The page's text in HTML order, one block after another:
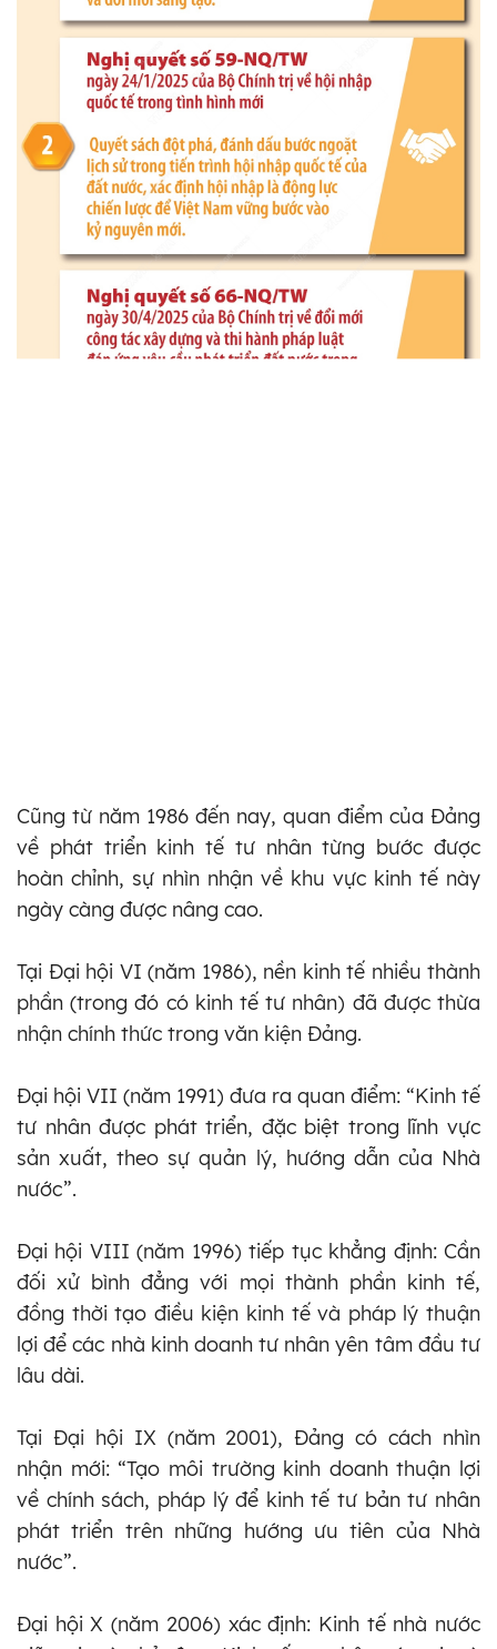
Cũng từ năm 1986 đến nay, quan điểm của Đảng
về phát triển kinh tế tư nhân từng bước được
hoàn chỉnh, sự nhìn nhận về khu vực kinh tế này
ngày càng được nâng cao.
Tại Đại hội VI (năm 1986), nền kinh tế nhiều thành
phần (trong đó có kinh tế tư nhân) đã được thừa
nhận chính thức trong văn kiện Đảng.
Đại hội VII (năm 1991) đưa ra quan điểm: “Kinh tế
tư nhân được phát triển, đặc biệt trong lĩnh vực
sản xuất, theo sự quản lý, hướng dẫn của Nhà
nước”.
Đại hội VIII (năm 1996) tiếp tục khẳng định: Cần
đối xử bình đẳng với mọi thành phần kinh tế,
đồng thời tạo điều kiện kinh tế và pháp lý thuận
lợi để các nhà kinh doanh tư nhân yên tâm đầu tư
lâu dài.
Tại Đại hội IX (năm 2001), Đảng có cách nhìn
nhận mới: “Tạo môi trường kinh doanh thuận lợi
về chính sách, pháp lý để kinh tế tư bản tư nhân
phát triển trên những hướng ưu tiên của Nhà
nước”.
Đại hội X (năm 2006) xác định: Kinh tế nhà nước